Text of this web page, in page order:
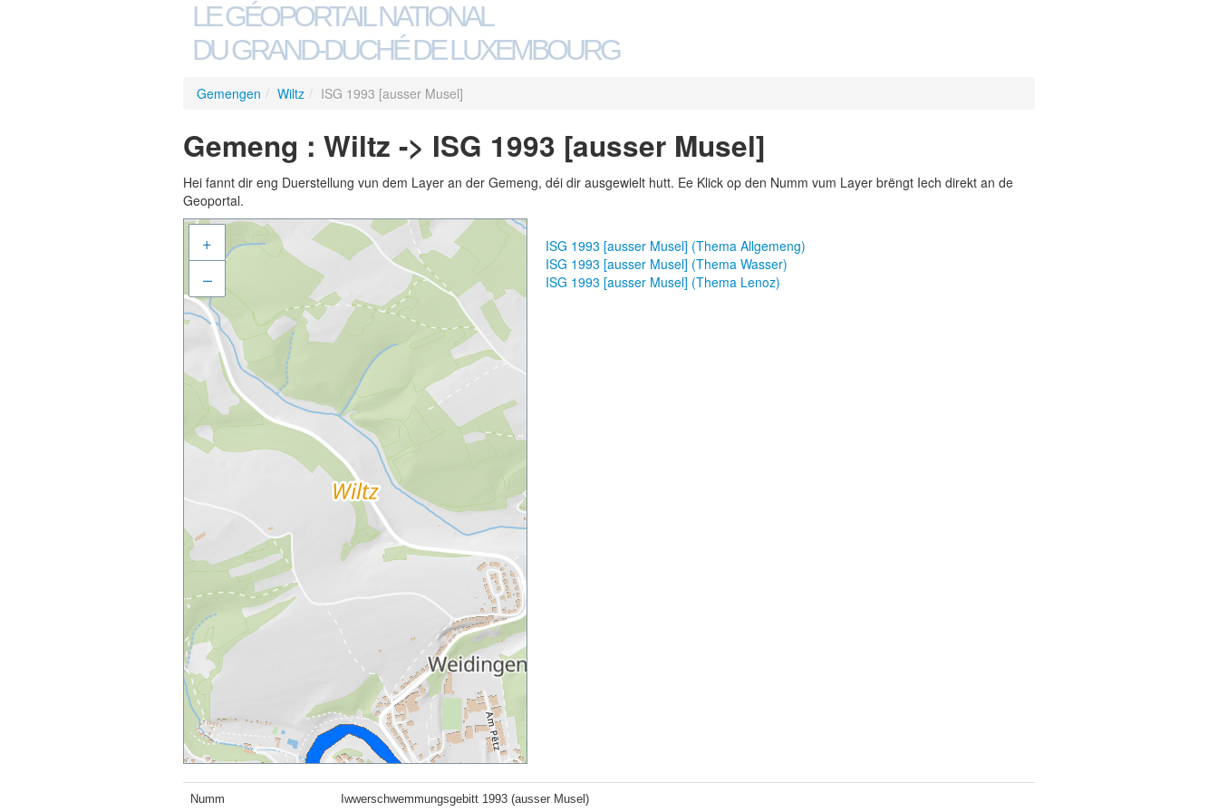
LE GÉOPORTAIL NATIONAL
DU GRAND-DUCHÉ DE LUXEMBOURG
Gemengen / Wiltz / ISG 1993 [ausser Musel]
Gemeng : Wiltz -> ISG 1993 [ausser Musel]
Hei fannt dir eng Duerstellung vun dem Layer an der Gemeng, déi dir ausgewielt hutt. Ee Klick op den Numm vum Layer brëngt Iech direkt an de
Geoportal.
+
–
ISG 1993 [ausser Musel] (Thema Allgemeng)
ISG 1993 [ausser Musel] (Thema Wasser)
ISG 1993 [ausser Musel] (Thema Lenoz)
Numm Iwwerschwemmungsgebitt 1993 (ausser Musel)